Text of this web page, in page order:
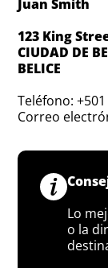
Juan Smith
123 King
CIUDAD DE
BELICE
Teléfono:
Correo
Lo
o la